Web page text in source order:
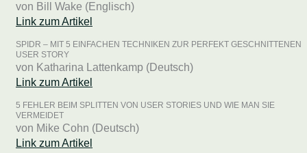
von Bill Wake (Englisch)
Link zum Artikel
SPIDR – MIT 5 EINFACHEN TECHNIKEN ZUR PERFEKT GESCHNITTENEN
USER STORY
von Katharina Lattenkamp (Deutsch)
Link zum Artikel
5 FEHLER BEIM SPLITTEN VON USER STORIES UND WIE MAN SIE
VERMEIDET
von Mike Cohn (Deutsch)
Link zum Artikel